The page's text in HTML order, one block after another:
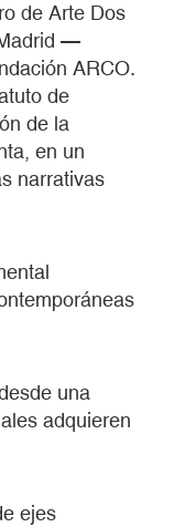
de Arte Dos
—
ARCO.
de
de la
en un
narrativas
una
adquieren
ejes